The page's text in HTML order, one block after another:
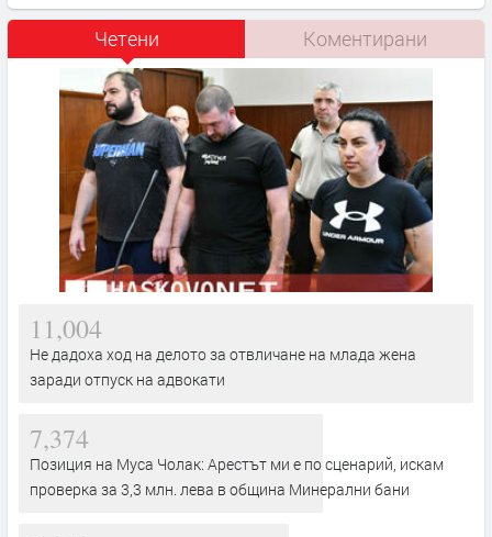
Четени Коментирани
11,004
Не дадоха ход на делото за отвличане на млада жена
заради отпуск на адвокати
7,374
Позиция на Муса Чолак: Арестът ми е по сценарий, искам
проверка за 3,3 млн. лева в община Минерални бани